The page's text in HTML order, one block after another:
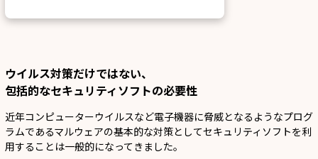
ウイルス対策だけではない、
包括的なセキュリティソフトの必要性
近年コンピューターウイルスなど電子機器に脅威となるようなプログ
ラムであるマルウェアの基本的な対策としてセキュリティソフトを利
用することは一般的になってきました。